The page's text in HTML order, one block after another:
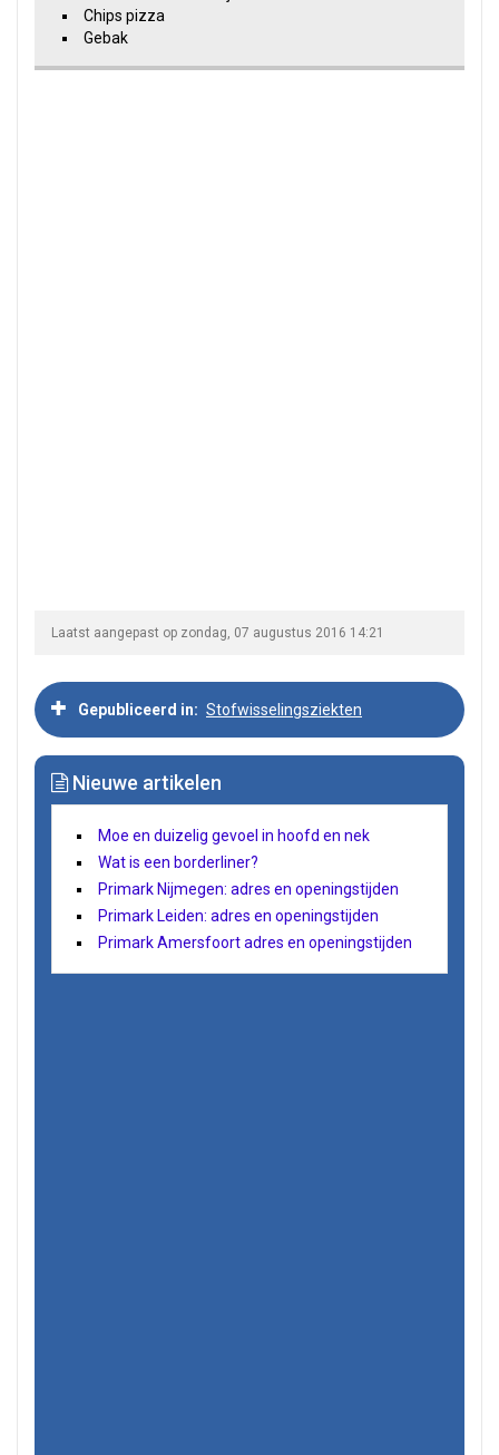
Chips pizza
Gebak
Laatst aangepast op zondag, 07 augustus 2016 14:21
Gepubliceerd in Stofwisselingsziekten
Nieuwe artikelen
Moe en duizelig gevoel in hoofd en nek
Wat is een borderliner?
Primark Nijmegen: adres en openingstijden
Primark Leiden: adres en openingstijden
Primark Amersfoort adres en openingstijden